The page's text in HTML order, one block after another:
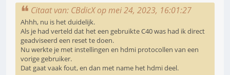
Citaat van: CBdicX op mei 24, 2023, 16:01:27
Ahhh, nu is het duidelijk.
Als je had verteld dat het een gebruikte C40 was had ik direct
geadviseerd een reset te doen.
Nu werkte je met instellingen en hdmi protocollen van een
vorige gebruiker.
Dat gaat vaak fout, en dan met name het hdmi deel.